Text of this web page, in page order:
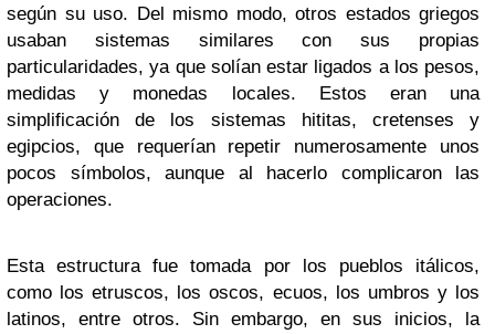
según su uso. Del mismo modo, otros estados griegos
usaban sistemas similares con sus propias
particularidades, ya que solían estar ligados a los pesos,
medidas y monedas locales. Estos eran una
simplificación de los sistemas hititas, cretenses y
egipcios, que requerían repetir numerosamente unos
pocos símbolos, aunque al hacerlo complicaron las
operaciones.
Esta estructura fue tomada por los pueblos itálicos,
como los etruscos, los oscos, ecuos, los umbros y los
latinos, entre otros. Sin embargo, en sus inicios, la